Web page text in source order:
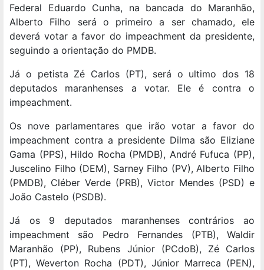
Federal Eduardo Cunha, na bancada do Maranhão,
Alberto Filho será o primeiro a ser chamado, ele
deverá votar a favor do impeachment da presidente,
seguindo a orientação do PMDB.
Já o petista Zé Carlos (PT), será o ultimo dos 18
deputados maranhenses a votar. Ele é contra o
impeachment.
Os nove parlamentares que irão votar a favor do
impeachment contra a presidente Dilma são Eliziane
Gama (PPS), Hildo Rocha (PMDB), André Fufuca (PP),
Juscelino Filho (DEM), Sarney Filho (PV), Alberto Filho
(PMDB), Cléber Verde (PRB), Victor Mendes (PSD) e
João Castelo (PSDB).
Já os 9 deputados maranhenses contrários ao
impeachment são Pedro Fernandes (PTB), Waldir
Maranhão (PP), Rubens Júnior (PCdoB), Zé Carlos
(PT), Weverton Rocha (PDT), Júnior Marreca (PEN),